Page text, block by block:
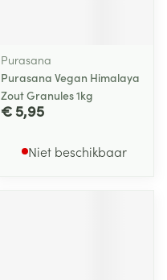
Purasana
Purasana Vegan Himalaya
Zout Granules 1kg
€ 5,95
Niet beschikbaar